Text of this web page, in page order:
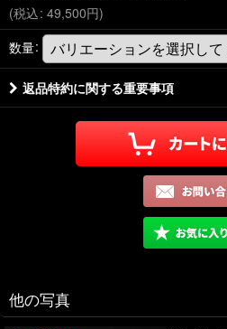
(税込: 49,500円)
数量:
返品特約に関する重要事項
他の写真